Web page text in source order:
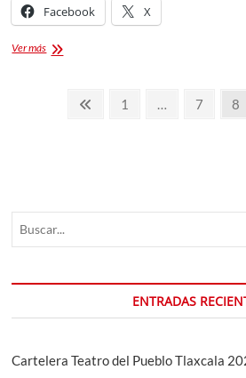
Facebook X
Ver másPremier
PaginaciónPáginaPágina
1 Página
7 8
ENTRADAS
Cartelera Teatro del Pueblo Tlaxcala